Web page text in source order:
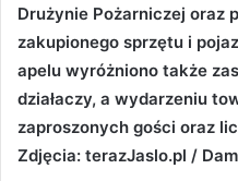
Drużynie Pożarniczej oraz
zakupionego sprzętu i
apelu wyróżniono także
działaczy, a wydarzeniu
zaproszonych gości oraz
Zdjęcia: terazJaslo.pl /